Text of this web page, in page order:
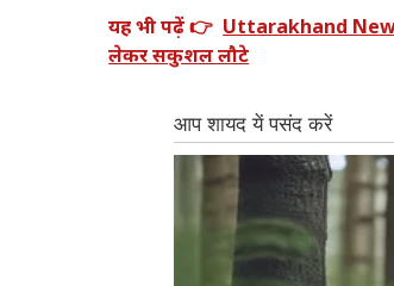
यह भी पढ़ें 👉 Uttarakhand
लेकर सकुशल लौटे